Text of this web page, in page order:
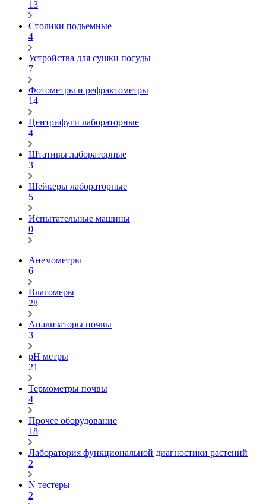
13
Столики подьемные
4
Устройства для сушки посуды
7
Фотометры и рефрактометры
14
Центрифуги лабораторные
4
Штативы лабораторные
3
Шейкеры лабораторные
5
Испытательные машины
0
Анемометры
6
Влагомеры
28
Анализаторы почвы
3
pH метры
21
Термометры почвы
4
Прочее оборудование
18
Лаборатория функциональной диагностики растений
2
N тестеры
2